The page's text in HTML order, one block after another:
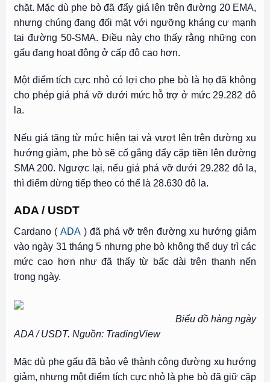
chặt. Mặc dù phe bò đã đẩy giá lên trên đường 20 EMA,
nhưng chúng đang đối mặt với ngưỡng kháng cự mạnh
tại đường 50-SMA. Điều này cho thấy rằng những con
gấu đang hoạt động ở cấp độ cao hơn.
Một điểm tích cực nhỏ có lợi cho phe bò là họ đã không
cho phép giá phá vỡ dưới mức hỗ trợ ở mức 29.282 đô
la.
Nếu giá tăng từ mức hiện tại và vượt lên trên đường xu
hướng giảm, phe bò sẽ cố gắng đẩy cặp tiền lên đường
SMA 200. Ngược lại, nếu giá phá vỡ dưới 29.282 đô la,
thì điểm dừng tiếp theo có thể là 28.630 đô la.
ADA / USDT
Cardano ( ADA) đã phá vỡ trên đường xu hướng giảm
vào ngày 31 tháng 5 nhưng phe bò không thể duy trì các
mức cao hơn như đã thấy từ bấc dài trên thanh nến
trong ngày.
Biểu đồ hàng ngày
ADA / USDT. Nguồn: TradingView
Mặc dù phe gấu đã bảo vệ thành công đường xu hướng
giảm, nhưng một điểm tích cực nhỏ là phe bò đã giữ cặp